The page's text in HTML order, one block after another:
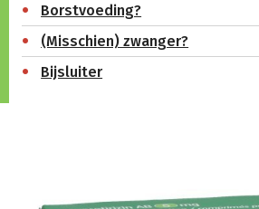
Borstvoeding?
(Misschien) zwanger?
Bijsluiter